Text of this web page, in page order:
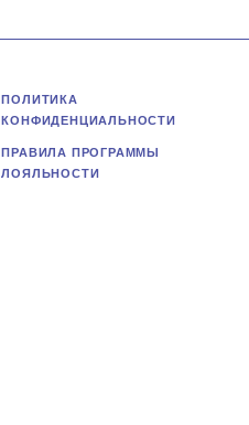
ПОЛИТИКА
КОНФИДЕНЦИАЛЬНОСТИ
ПРАВИЛА ПРОГРАММЫ
ЛОЯЛЬНОСТИ